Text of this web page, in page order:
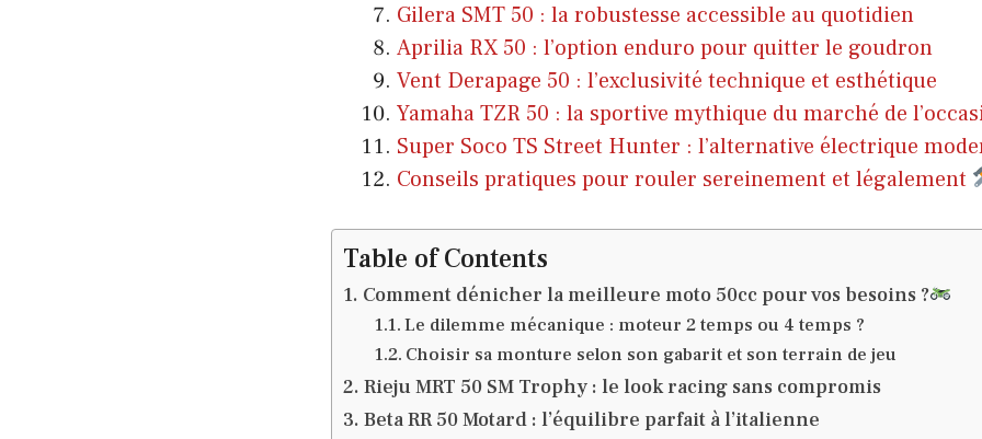
Gilera SMT 50 : la robustesse accessible au quotidien
Aprilia RX 50 : l’option enduro pour quitter le goudron
Vent Derapage 50 : l’exclusivité technique et esthétique
Yamaha TZR 50 : la sportive mythique du marché de
Super Soco TS Street Hunter : l’alternative électrique
Conseils pratiques pour rouler sereinement et légalement
Table of Contents
Comment dénicher la meilleure moto 50cc pour vos besoins ?
Le dilemme mécanique : moteur 2 temps ou 4 temps ?
Choisir sa monture selon son gabarit et son terrain de jeu
Rieju MRT 50 SM Trophy : le look racing sans compromis
Beta RR 50 Motard : l’équilibre parfait à l’italienne